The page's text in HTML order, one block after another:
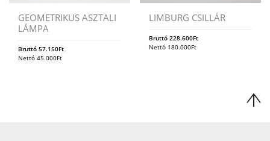
GEOMETRIKUS ASZTALI
LÁMPA
Bruttó 57.150Ft
Nettó 45.000Ft
LIMBURG CSILLÁR
Bruttó228.600Ft
Nettó 180.000Ft